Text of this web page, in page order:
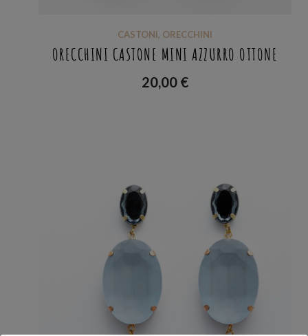
CASTONI, ORECCHINI
ORECCHINI CASTONE MINI AZZURRO OTTONE
20,00 €